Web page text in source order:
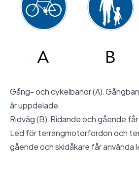
Gång- och cykelbanor (A).
är uppdelade.
Ridväg (B). Ridande och gående
Led för terrängmotorfordon och
gående och skidåkare får använda